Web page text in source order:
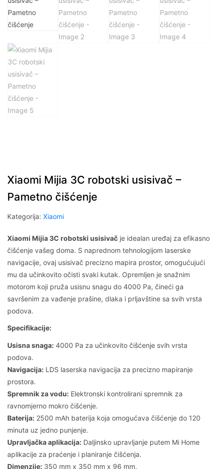
Xiaomi Mijia 3C robotski usisivač –
Pametno čišćenje
Kategorija: Xiaomi
Xiaomi Mijia 3C robotski usisivač je idealan uređaj za efikasno
čišćenje vašeg doma. S naprednom tehnologijom laserske
navigacije, ovaj usisivač precizno mapira prostor, omogućujući
mu da učinkovito očisti svaki kutak. Opremljen je snažnim
motorom koji pruža usisnu snagu do 4000 Pa, čineći ga
savršenim za vađenje prašine, dlaka i prljavštine sa svih vrsta
podova.
Specifikacije:
Usisna snaga: 4000 Pa za učinkovito čišćenje svih vrsta
podova.
Navigacija: LDS laserska navigacija za precizno mapiranje
prostora.
Spremnik za vodu: Elektronski kontrolirani spremnik za
ravnomjerno mokro čišćenje.
Baterija: 2500 mAh baterija koja omogućava čišćenje do 120
minuta uz jedno punjenje.
Upravljačka aplikacija: Daljinsko upravljanje putem Mi Home
aplikacije za praćenje i planiranje čišćenja.
Dimenzije: 350 mm x 350 mm x 96 mm.